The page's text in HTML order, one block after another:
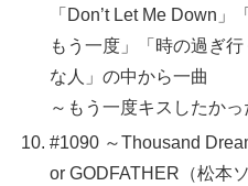
「Don’t Let Me Down
もう一度」「時の過ぎ
な人」の中から一曲
～もう一度キスしたかっ
#1090 ～Thousand
or GODFATHER（松本ソ